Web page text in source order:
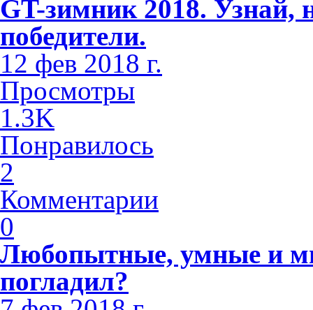
GT-зимник 2018. Узнай,
победители.
12 фев 2018 г.
Просмотры
1.3K
Понравилось
2
Комментарии
0
Любопытные, умные и
погладил?